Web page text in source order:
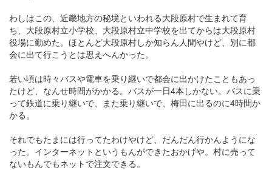
わしはこの、近畿地方の秘境といわれる大段原村で生まれて育
ち、大段原村立小学校、大段原村立中学校を出てからは大段原村
役場に勤めた。ほとんど大段原村しか知らん人間やけど、別に都
会に出て行こうとは思えへんかった。
若い頃は時々バスや電車を乗り継いで都会に出かけたこともあっ
たけど、なんせ時間がかかる。バスが一日4本しかない。バスに乗
って鉄道に乗り継いで、また乗り継いで、梅田に出るのに4時間か
かる。
それでもたまには行ってたわけやけど、だんだん行かんようにな
った。インターネットというもんができたおかげや。村に売って
ないもんでもネットで注文できる。